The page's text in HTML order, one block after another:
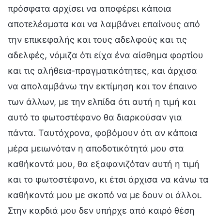
πρόσφατα αρχίσει να αποφέρει κάποια
αποτελέσματα και να λαμβάνει επαίνους από
την επικεφαλής και τους αδελφούς και τις
αδελφές, νόμιζα ότι είχα ένα αίσθημα φορτίου
και τις αλήθεια-πραγματικότητες, και άρχισα
να απολαμβάνω την εκτίμηση και τον έπαινο
των άλλων, με την ελπίδα ότι αυτή η τιμή και
αυτό το φωτοστέφανο θα διαρκούσαν για
πάντα. Ταυτόχρονα, φοβόμουν ότι αν κάποια
μέρα μειωνόταν η αποδοτικότητά μου στα
καθήκοντά μου, θα εξαφανιζόταν αυτή η τιμή
και το φωτοστέφανο, κι έτσι άρχισα να κάνω τα
καθήκοντά μου με σκοπό να με δουν οι άλλοι.
Στην καρδιά μου δεν υπήρχε από καιρό θέση